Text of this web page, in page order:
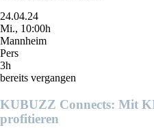
24.04.24
Mi., 10:00h
Mannheim
Pers
3h
bereits vergangen
KUBUZZ Connects: Mit
profitieren